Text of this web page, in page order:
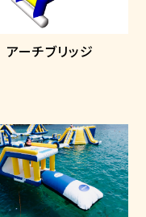
アーチブリッジ